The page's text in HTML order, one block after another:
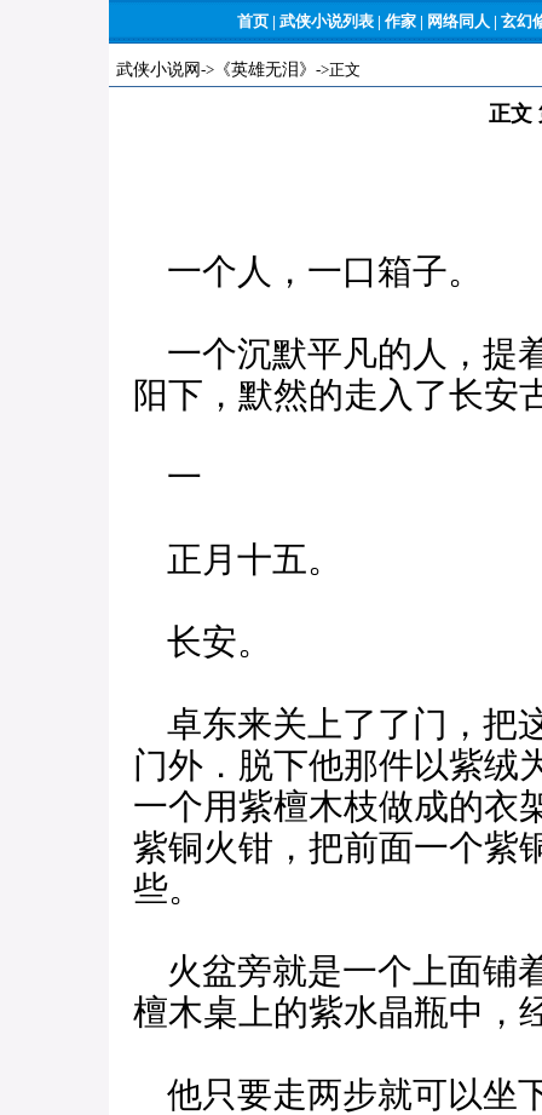
首页 | 武侠小说列表 | 作家 | 网络同人 | 玄幻
武侠小说网 -> 《英雄无泪》 ->正文
正文
一个人，一口箱子。
一个沉默平凡的人，提
阳下，默然的走入了长安
一
正月十五。
长安。
卓东来关上了了门，把
门外．脱下他那件以紫绒
一个用紫檀木枝做成的衣
紫铜火钳，把前面一个紫
些。
火盆旁就是一个上面铺
檀木桌上的紫水晶瓶中，
他只要走两步就可以坐